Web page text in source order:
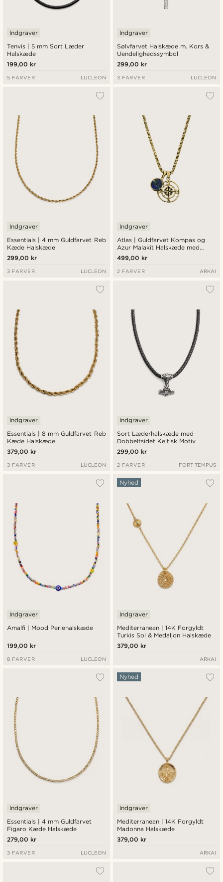
Tenvis | 5 mm Sort Læder
Halskæde
Indgraver
199,00 kr
5 FARVER LUCLEON
Sølvfarvet Halskæde m. Kors &
Uendelighedssymbol
Indgraver
299,00 kr
3 FARVER LUCLEON
Essentials | 4 mm Guldfarvet Reb
Kæde Halskæde
Indgraver
299,00 kr
3 FARVER LUCLEON
Atlas | Guldfarvet Kompas og
Azur Malakit Halskæde med
Vedhæng
Indgraver
499,00 kr
2 FARVER ARKAI
Essentials | 8 mm Guldfarvet Reb
Kæde Halskæde
Indgraver
379,00 kr
3 FARVER LUCLEON
Sort Læderhalskæde med
Dobbeltsidet Keltisk Motiv
Indgraver
299,00 kr
2 FARVER FORT TEMPUS
Amalfi | Mood Perlehalskæde
Indgraver
199,00 kr
8 FARVER LUCLEON
Mediterranean | 14K Forgyldt
Turkis Sol & Medaljon Halskæde
Nyhed
Indgraver
379,00 kr
ARKAI
Essentials | 4 mm Guldfarvet
Figaro Kæde Halskæde
Indgraver
279,00 kr
3 FARVER LUCLEON
Mediterranean | 14K Forgyldt
Madonna Halskæde
Nyhed
Indgraver
379,00 kr
ARKAI